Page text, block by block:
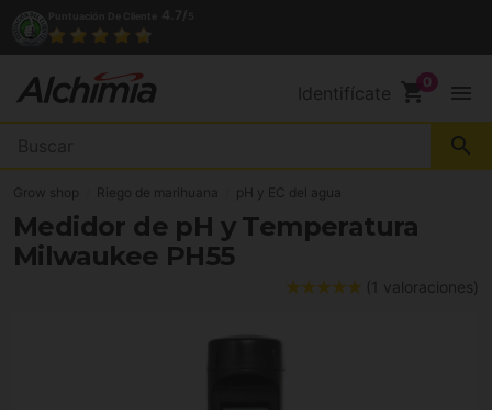
Identifícate shopping_cart menu
search
Grow shop Riego de marihuana pH y EC del agua
Medidor de pH y Temperatura
Milwaukee PH55
(1 valoraciones)